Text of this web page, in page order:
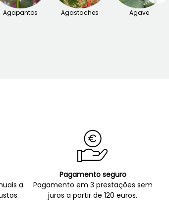
Agapantos Agastaches Agave
a
Pagamento seguro
Pagamento em 3 prestações sem
juros a partir de 120 euros.